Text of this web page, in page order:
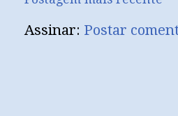
Assinar: Postar